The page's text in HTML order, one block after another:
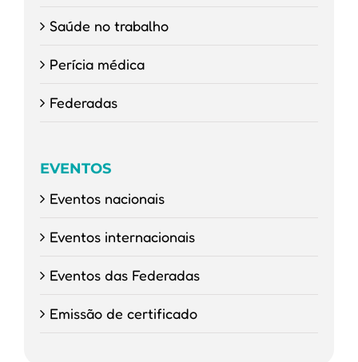
Saúde no trabalho
Perícia médica
Federadas
EVENTOS
Eventos nacionais
Eventos internacionais
Eventos das Federadas
Emissão de certificado